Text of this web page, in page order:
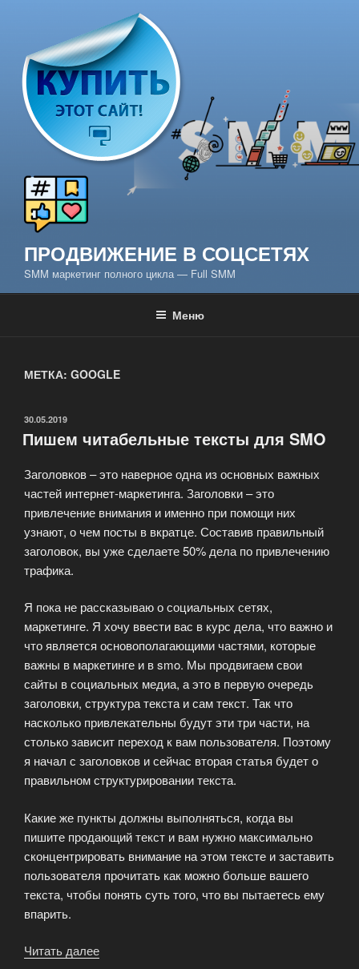
содержимому
ПРОДВИЖЕНИЕ В СОЦСЕТЯХ
SMM маркетинг полного цикла — Full SMM
Меню
МЕТКА: GOOGLE
ОПУБЛИКОВАНО
30.05.2019
Пишем читабельные тексты для SMO
Заголовков – это наверное одна из основных важных
частей интернет-маркетинга. Заголовки – это
привлечение внимания и именно при помощи них
узнают, о чем посты в вкратце. Составив правильный
заголовок, вы уже сделаете 50% дела по привлечению
трафика.
Я пока не рассказываю о социальных сетях,
маркетинге. Я хочу ввести вас в курс дела, что важно и
что является основополагающими частями, которые
важны в маркетинге и в smo. Мы продвигаем свои
сайты в социальных медиа, а это в первую очередь
заголовки, структура текста и сам текст. Так что
насколько привлекательны будут эти три части, на
столько зависит переход к вам пользователя. Поэтому
я начал с заголовков и сейчас вторая статья будет о
правильном структурировании текста.
Какие же пункты должны выполняться, когда вы
пишите продающий текст и вам нужно максимально
сконцентрировать внимание на этом тексте и заставить
пользователя прочитать как можно больше вашего
текста, чтобы понять суть того, что вы пытаетесь ему
впарить.
Читать далее